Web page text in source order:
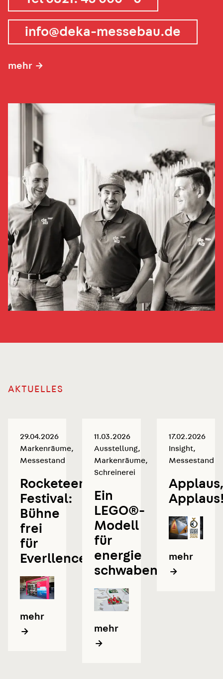
info@deka-messebau.de
mehr →
AKTUELLES
29.04.2026
Markenräume,
Messestand
Rocketeer
Festival:
Bühne
frei
für
Everllence
mehr
→
11.03.2026
Ausstellung,
Markenräume,
Schreinerei
Ein
LEGO®-
Modell
für
energie
schwaben
mehr
→
17.02.2026
Insight,
Messestand
mehr
→